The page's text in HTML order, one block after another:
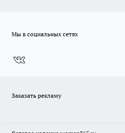
Мы в социальных сетях
Заказать рекламу